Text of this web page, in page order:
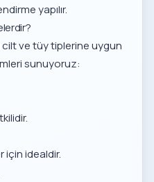
yapılır.
cilt ve tüy tiplerine uygun
sunuyoruz:
için idealdir.